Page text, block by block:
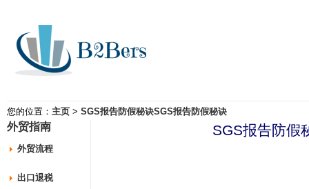
您的位置： 主页 > SGS报告防假秘诀SGS报告防假秘诀
外贸指南
外贸流程
出口退税
SGS报告防假